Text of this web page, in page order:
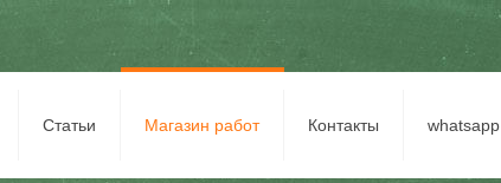
Статьи Магазин работ Контакты whatsapp